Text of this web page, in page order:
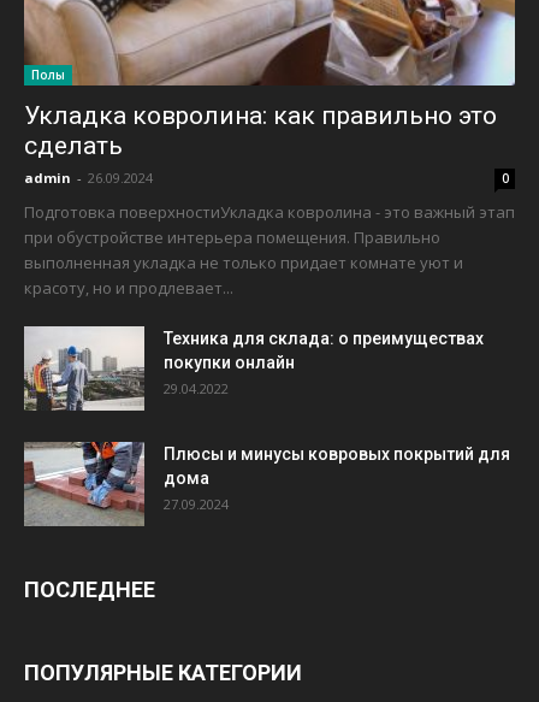
Полы
Укладка ковролина: как правильно это
сделать
admin - 26.09.2024 0
Подготовка поверхностиУкладка ковролина - это важный этап
при обустройстве интерьера помещения. Правильно
выполненная укладка не только придает комнате уют и
красоту, но и продлевает...
Техника для склада: о преимуществах
покупки онлайн
29.04.2022
Плюсы и минусы ковровых покрытий для
дома
27.09.2024
ПОСЛЕДНЕЕ
ПОПУЛЯРНЫЕ КАТЕГОРИИ